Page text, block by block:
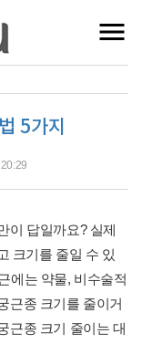
5가지
이 답일까요? 실제
크기를 줄일 수 있
에는 약물, 비수술적
근종 크기를 줄이거
근종 크기 줄이는 대